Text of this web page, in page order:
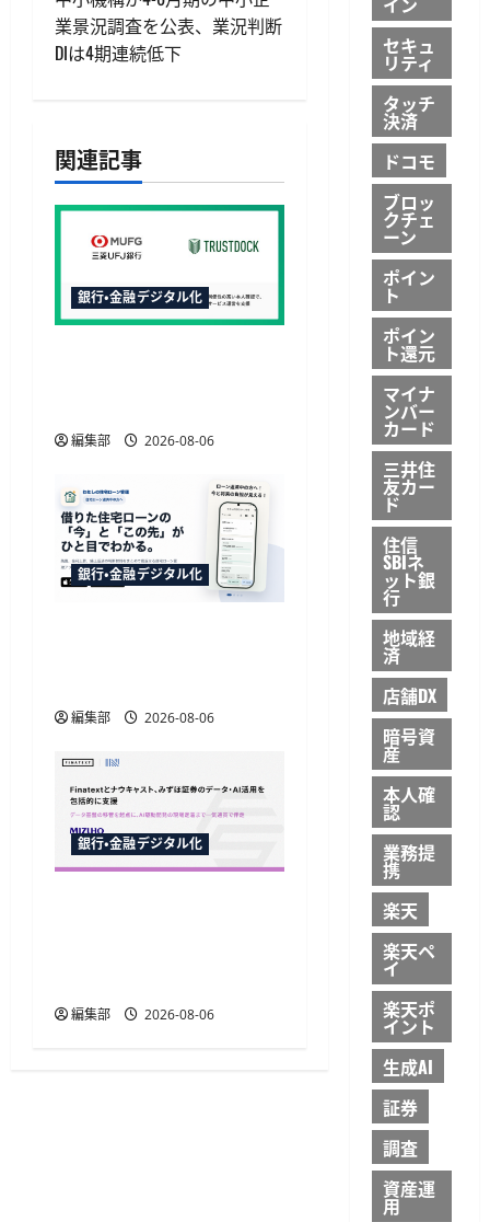
ゲ
シ
ョ
業景況調査を公表、業況判断
DIは4期連続低下
関連記事
銀行・金融デジタル化
編集部 2026-08-06
銀行・金融デジタル化
編集部 2026-08-06
銀行・金融デジタル化
編集部 2026-08-06
セキュ
リティ
タッチ
決済
ドコモ
ブロッ
クチェ
ーン
ポイン
ト
ポイン
ト還元
マイナ
ンバー
カード
三井住
友カー
ド
住信
SBIネ
ット銀
行
地域経
済
店舗DX
暗号資
産
本人確
認
業務提
携
楽天
楽天ペ
イ
楽天ポ
イント
生成AI
証券
調査
資産運
用